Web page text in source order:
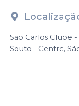
São Carlos Clube
Souto - Centro,